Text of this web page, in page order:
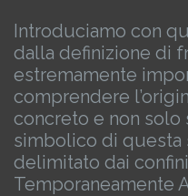
Introduciamo con
dalla definizione di
estremamente
comprendere
concreto e non solo
simbolico di questa
delimitato dai
Temporaneamente